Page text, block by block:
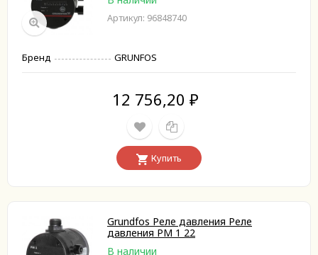
Артикул: 96848740
Бренд GRUNFOS
12 756,20 ₽
Купить
Grundfos Реле давления Реле
давления PM 1 22
В наличии